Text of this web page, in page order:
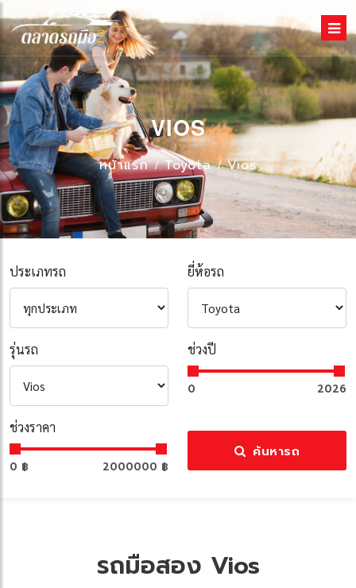
VIOS
หน้าแรก Toyota Vios
ประเภทรถ ยี่ห้อรถ
รุ่นรถ ช่วงปี
0 2026
ช่วงราคา
0 ฿ 2000000 ฿
ค้นหารถ
รถมือสอง Vios